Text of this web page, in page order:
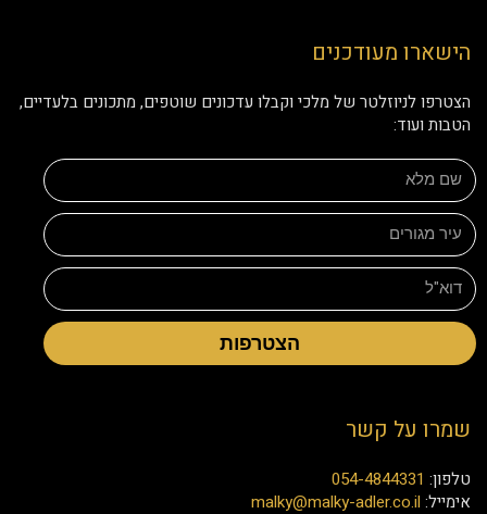
הישארו מעודכנים
הצטרפו לניוזלטר של מלכי וקבלו עדכונים שוטפים, מתכונים בלעדיים,
הטבות ועוד:
הצטרפות
שמרו על קשר
טלפון: 054-4844331
אימייל: malky@malky-adler.co.il